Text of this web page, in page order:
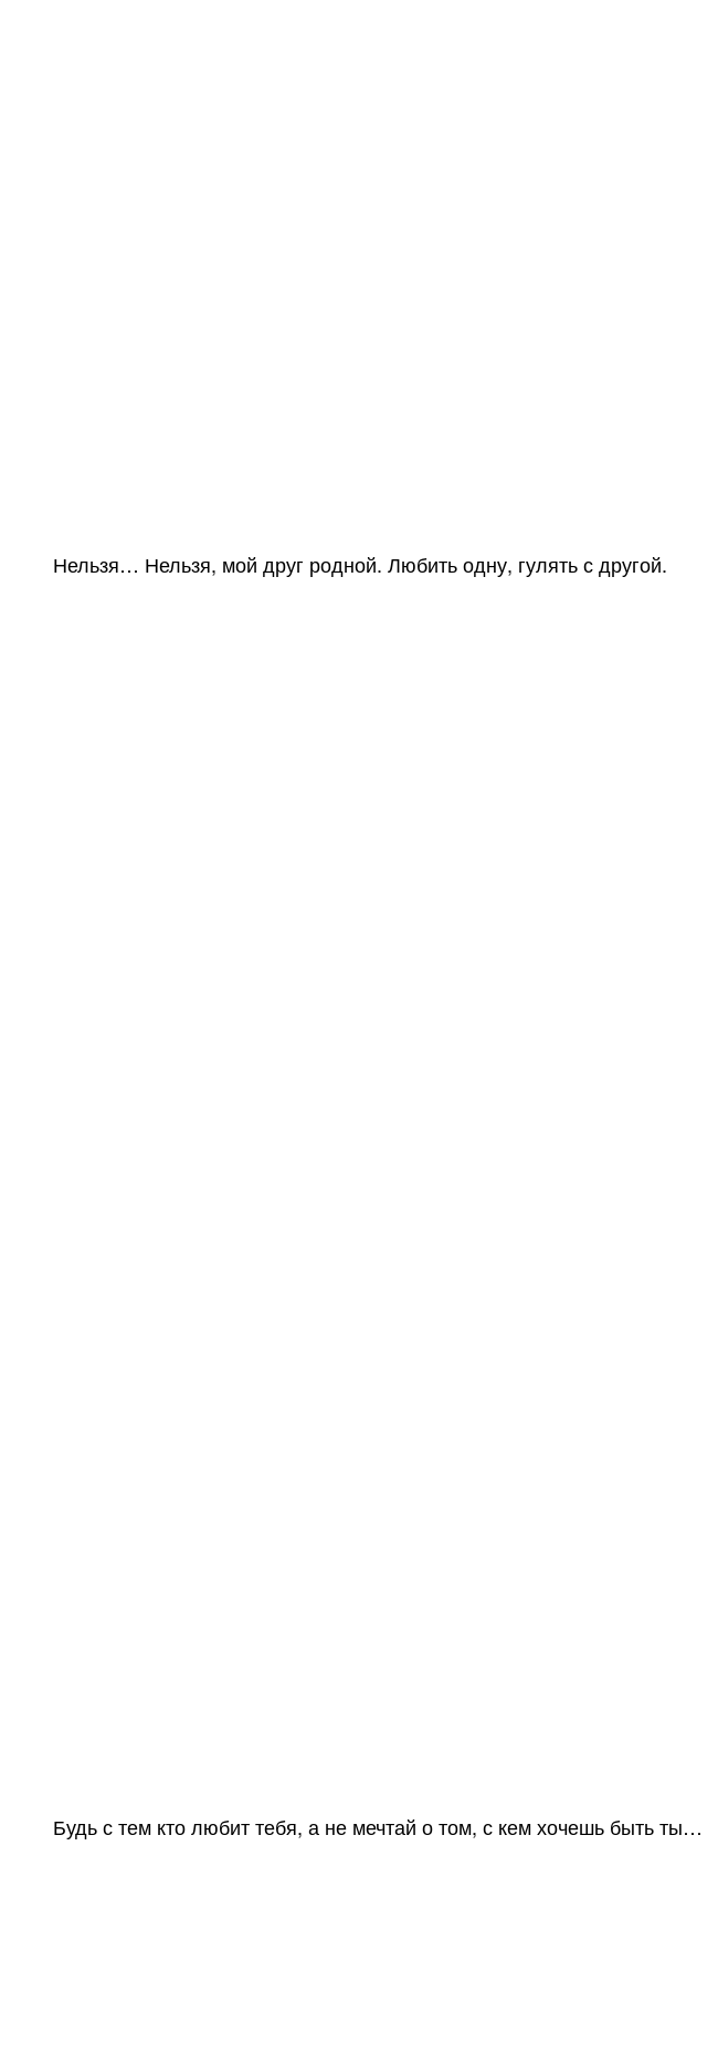
Нельзя… Нельзя, мой друг родной. Любить одну, гулять с другой.
Будь с тем кто любит тебя, а не мечтай о том, с кем хочешь быть ты…